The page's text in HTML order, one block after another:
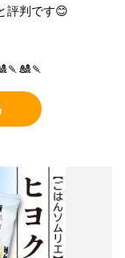
評判です😊